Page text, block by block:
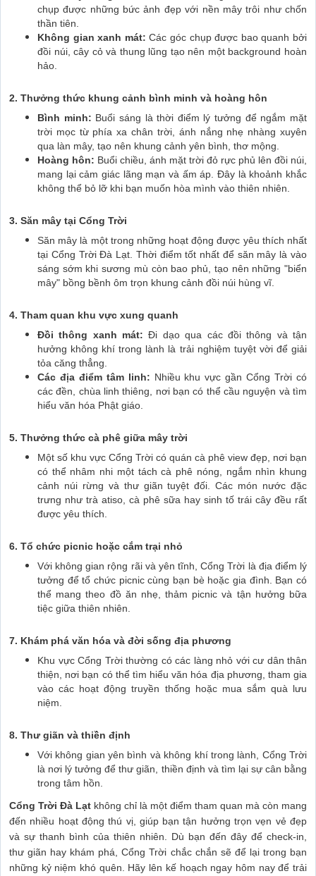
chụp được những bức ảnh đẹp với nền mây trôi như chốn
thần tiên.
Không gian xanh mát: Các góc chụp được bao quanh bởi
đồi núi, cây cỏ và thung lũng tạo nên một background hoàn
hảo.
2. Thưởng thức khung cảnh bình minh và hoàng hôn
Bình minh: Buổi sáng là thời điểm lý tưởng để ngắm mặt
trời mọc từ phía xa chân trời, ánh nắng nhẹ nhàng xuyên
qua làn mây, tạo nên khung cảnh yên bình, thơ mộng.
Hoàng hôn: Buổi chiều, ánh mặt trời đỏ rực phủ lên đồi núi,
mang lại cảm giác lãng mạn và ấm áp. Đây là khoảnh khắc
không thể bỏ lỡ khi bạn muốn hòa mình vào thiên nhiên.
3. Săn mây tại Cổng Trời
Săn mây là một trong những hoạt động được yêu thích nhất
tại Cổng Trời Đà Lạt. Thời điểm tốt nhất để săn mây là vào
sáng sớm khi sương mù còn bao phủ, tạo nên những "biển
mây" bồng bềnh ôm trọn khung cảnh đồi núi hùng vĩ.
4. Tham quan khu vực xung quanh
Đồi thông xanh mát: Đi dạo qua các đồi thông và tận
hưởng không khí trong lành là trải nghiệm tuyệt vời để giải
tỏa căng thẳng.
Các địa điểm tâm linh: Nhiều khu vực gần Cổng Trời có
các đền, chùa linh thiêng, nơi bạn có thể cầu nguyện và tìm
hiểu văn hóa Phật giáo.
5. Thưởng thức cà phê giữa mây trời
Một số khu vực Cổng Trời có quán cà phê view đẹp, nơi bạn
có thể nhâm nhi một tách cà phê nóng, ngắm nhìn khung
cảnh núi rừng và thư giãn tuyệt đối. Các món nước đặc
trưng như trà atiso, cà phê sữa hay sinh tố trái cây đều rất
được yêu thích.
6. Tổ chức picnic hoặc cắm trại nhỏ
Với không gian rộng rãi và yên tĩnh, Cổng Trời là địa điểm lý
tưởng để tổ chức picnic cùng bạn bè hoặc gia đình. Bạn có
thể mang theo đồ ăn nhẹ, thảm picnic và tận hưởng bữa
tiệc giữa thiên nhiên.
7. Khám phá văn hóa và đời sống địa phương
Khu vực Cổng Trời thường có các làng nhỏ với cư dân thân
thiện, nơi bạn có thể tìm hiểu văn hóa địa phương, tham gia
vào các hoạt động truyền thống hoặc mua sắm quà lưu
niệm.
8. Thư giãn và thiền định
Với không gian yên bình và không khí trong lành, Cổng Trời
là nơi lý tưởng để thư giãn, thiền định và tìm lại sự cân bằng
trong tâm hồn.
Cổng Trời Đà Lạt không chỉ là một điểm tham quan mà còn mang
đến nhiều hoạt động thú vị, giúp bạn tận hưởng trọn vẹn vẻ đẹp
và sự thanh bình của thiên nhiên. Dù bạn đến đây để check-in,
thư giãn hay khám phá, Cổng Trời chắc chắn sẽ để lại trong bạn
những kỷ niệm khó quên. Hãy lên kế hoạch ngay hôm nay để trải